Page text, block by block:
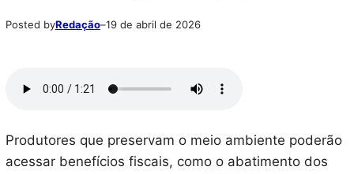
Posted byRedação–19 de abril de 2026
Produtores que preservam o meio ambiente poderão
acessar benefícios fiscais, como o abatimento dos